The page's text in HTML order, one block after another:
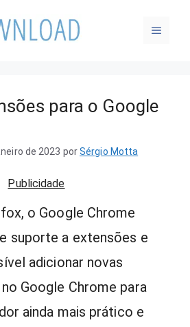
MENU
para o Google
de 2023 porSérgio Motta
Publicidade
o Google Chrome
suporte a extensões e
adicionar novas
Google Chrome para
ainda mais prático e